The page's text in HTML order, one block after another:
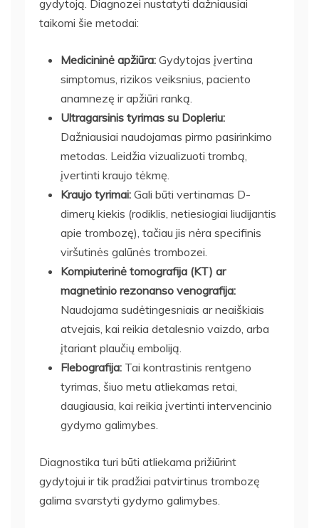
gydytoją. Diagnozei nustatyti dažniausiai
taikomi šie metodai:
Medicininė apžiūra: Gydytojas įvertina
simptomus, rizikos veiksnius, paciento
anamnezę ir apžiūri ranką.
Ultragarsinis tyrimas su Dopleriu:
Dažniausiai naudojamas pirmo pasirinkimo
metodas. Leidžia vizualizuoti trombą,
įvertinti kraujo tėkmę.
Kraujo tyrimai: Gali būti vertinamas D-
dimerų kiekis (rodiklis, netiesiogiai liudijantis
apie trombozę), tačiau jis nėra specifinis
viršutinės galūnės trombozei.
Kompiuterinė tomografija (KT) ar
magnetinio rezonanso venografija:
Naudojama sudėtingesniais ar neaiškiais
atvejais, kai reikia detalesnio vaizdo, arba
įtariant plaučių emboliją.
Flebografija: Tai kontrastinis rentgeno
tyrimas, šiuo metu atliekamas retai,
daugiausia, kai reikia įvertinti intervencinio
gydymo galimybes.
Diagnostika turi būti atliekama prižiūrint
gydytojui ir tik pradžiai patvirtinus trombozę
galima svarstyti gydymo galimybes.